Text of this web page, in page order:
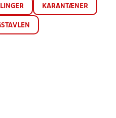
KARANTÆNER